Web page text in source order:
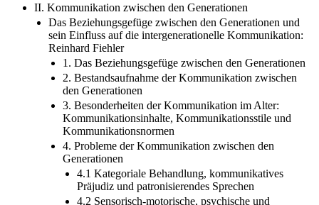
II. Kommunikation zwischen den Generationen
Das Beziehungsgefüge zwischen den Generationen und
sein Einfluss auf die intergenerationelle Kommunikation:
Reinhard Fiehler
1. Das Beziehungsgefüge zwischen den Generationen
2. Bestandsaufnahme der Kommunikation zwischen
den Generationen
3. Besonderheiten der Kommunikation im Alter:
Kommunikationsinhalte, Kommunikationsstile und
Kommunikationsnormen
4. Probleme der Kommunikation zwischen den
Generationen
4.1 Kategoriale Behandlung, kommunikatives
Präjudiz und patronisierendes Sprechen
4.2 Sensorisch-motorische, psychische und